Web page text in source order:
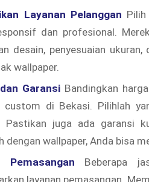
Layanan Pelanggan
dan profesional.
desain, penyesuaian
wallpaper.
GaransiBandingkan
custom di Bekasi. Pilihlah
Pastikan juga ada garansi
dengan wallpaper, Anda bisa
Pemasangan Beberapa
layanan pemasangan.